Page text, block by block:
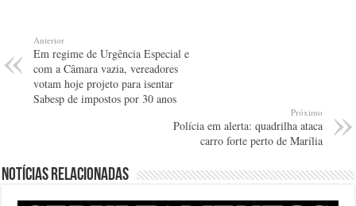
Anterior
Em regime de Urgência Especial e
com a Câmara vazia, vereadores
votam hoje projeto para isentar
Sabesp de impostos por 30 anos
Próximo
Polícia em alerta: quadrilha ataca
carro forte perto de Marília
Notícias relacionadas